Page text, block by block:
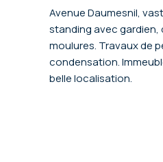
Avenue Daumesnil,
standing avec gardien,
moulures. Travaux de
condensation.
belle localisation.